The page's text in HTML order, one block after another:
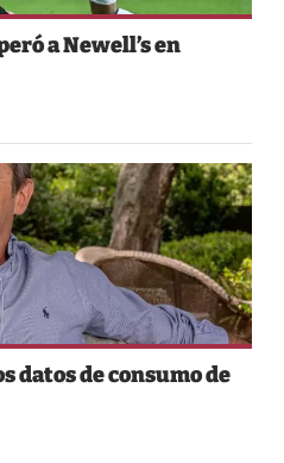
a Newell’s en
datos de consumo de